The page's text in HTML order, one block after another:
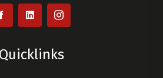
Quicklinks